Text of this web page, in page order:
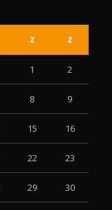
Z Z
1 2
8 9
15 16
22 23
29 30